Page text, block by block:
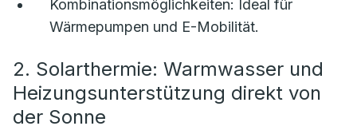
Kombinationsmöglichkeiten: Ideal für
Wärmepumpen und E-Mobilität.
2. Solarthermie: Warmwasser und
Heizungsunterstützung direkt von
der Sonne